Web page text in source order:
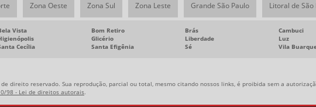
Zona Oeste Zona Sul Zona Leste Grande São Paulo Litoral de São
Vista Bom Retiro Brás Cambuci
Glicério Liberdade Luz
Cecília Santa Efigênia Sé Vila
direito reservado. Sua reprodução, parcial ou total, mesmo citando nossos links, é proibida sem a
98 - Lei de direitos autorais.